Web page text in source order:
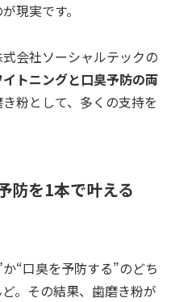
現実です。
会社ソーシャルテックの
イトニングと口臭予防の両
粉として、多くの支持を
防を1本で叶える
“口臭を予防する”のどち
。その結果、歯磨き粉が